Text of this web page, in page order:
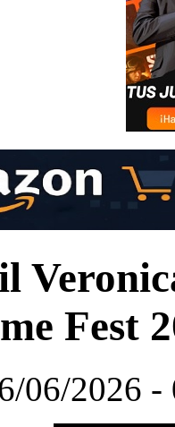
Fest
06/2026